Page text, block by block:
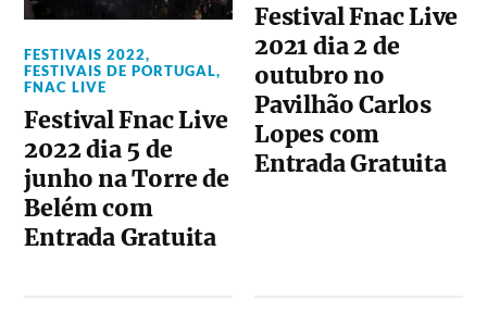
FESTIVAIS 2022,
FESTIVAIS DE PORTUGAL,
FNAC LIVE
Festival Fnac Live
2022 dia 5 de
junho na Torre de
Belém com
Entrada Gratuita
Festival Fnac Live
2021 dia 2 de
outubro no
Pavilhão Carlos
Lopes com
Entrada Gratuita